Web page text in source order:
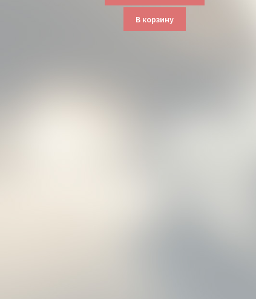
В корзину